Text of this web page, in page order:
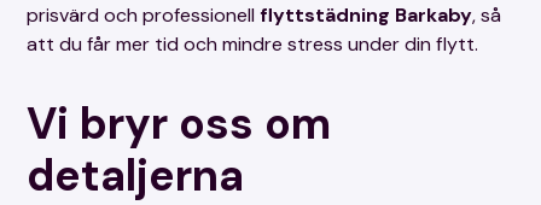
prisvärd och professionellflyttstädning Barkaby, så
att du får mer tid och mindre stress under din flytt.
Vi bryr oss om
detaljerna